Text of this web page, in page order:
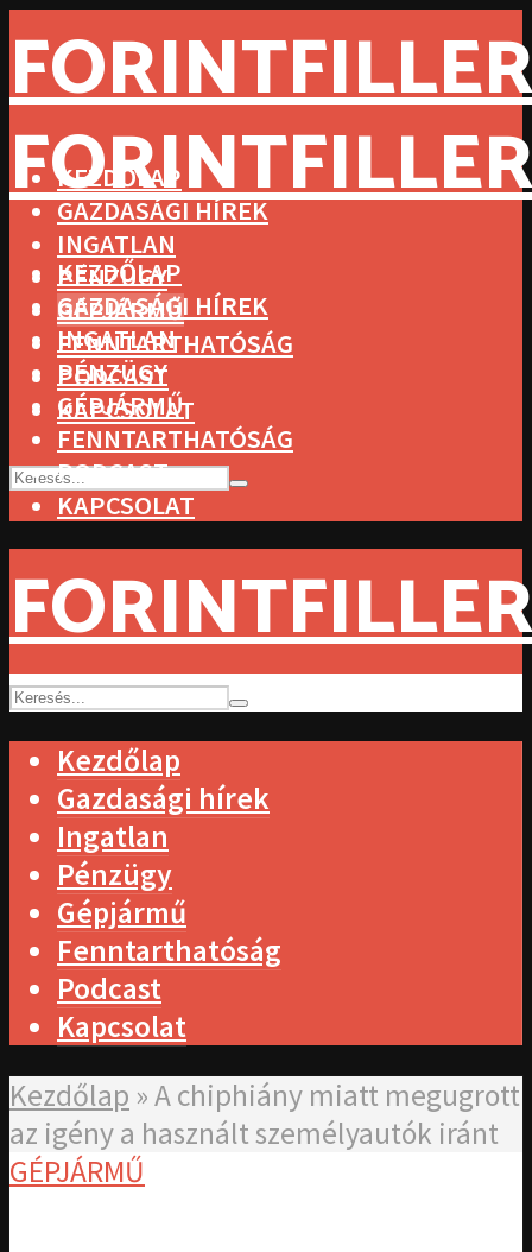
KEZDŐLAP
GAZDASÁGI HÍREK
INGATLAN
PÉNZÜGY
GÉPJÁRMŰ
FENNTARTHATÓSÁG
PODCAST
KAPCSOLAT
KEZDŐLAP
GAZDASÁGI HÍREK
INGATLAN
PÉNZÜGY
GÉPJÁRMŰ
FENNTARTHATÓSÁG
PODCAST
KAPCSOLAT
Kezdőlap
Gazdasági hírek
Ingatlan
Pénzügy
Gépjármű
Fenntarthatóság
Podcast
Kapcsolat
Kezdőlap »A chiphiány miatt megugrott
az igény a használt személyautók iránt
GÉPJÁRMŰ